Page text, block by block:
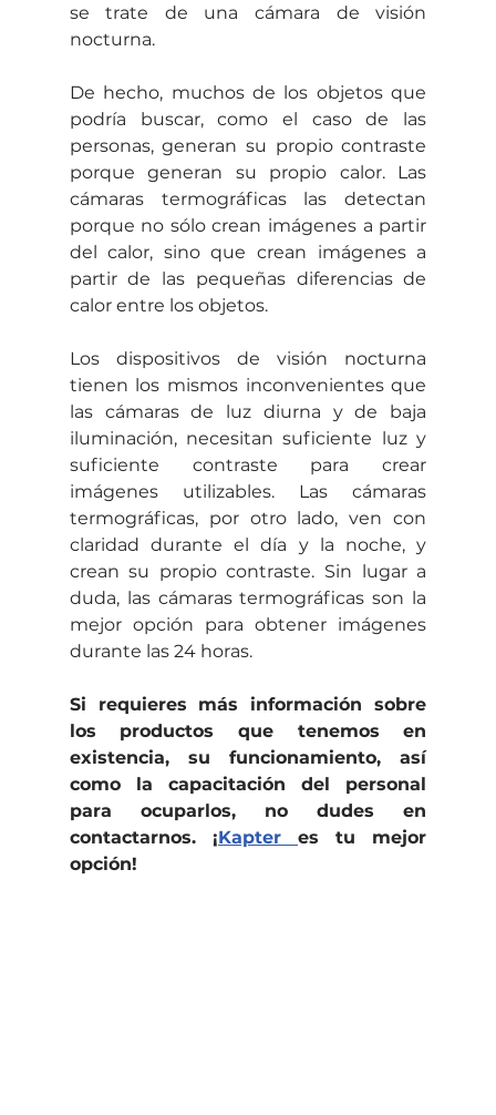
se trate de una cámara de visión
nocturna.
De hecho, muchos de los objetos que
podría buscar, como el caso de las
personas, generan su propio contraste
porque generan su propio calor. Las
cámaras termográficas las detectan
porque no sólo crean imágenes a partir
del calor, sino que crean imágenes a
partir de las pequeñas diferencias de
calor entre los objetos.
Los dispositivos de visión nocturna
tienen los mismos inconvenientes que
las cámaras de luz diurna y de baja
iluminación, necesitan suficiente luz y
suficiente contraste para crear
imágenes utilizables. Las cámaras
termográficas, por otro lado, ven con
claridad durante el día y la noche, y
crean su propio contraste. Sin lugar a
duda, las cámaras termográficas son la
mejor opción para obtener imágenes
durante las 24 horas.
Si requieres más información sobre
los productos que tenemos en
existencia, su funcionamiento, así
como la capacitación del personal
para ocuparlos, no dudes en
contactarnos. ¡Kapter es tu mejor
opción!